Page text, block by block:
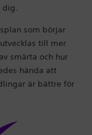
som börjar
till mer
smärta och hur
hända att
är bättre för